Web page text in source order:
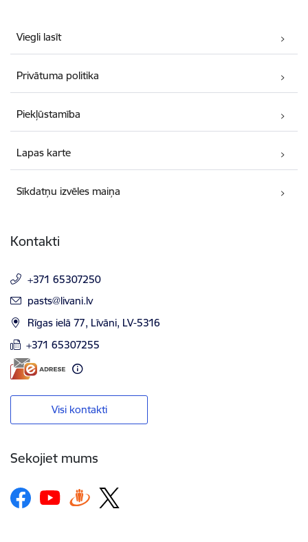
Viegli lasīt
Privātuma politika
Piekļūstamība
Lapas karte
Sīkdatņu izvēles maiņa
Kontakti
+371 65307250
E-pasts:
pasts@livani.lv
Rīgas ielā 77, Līvāni, LV-5316
+371 65307255
Visi kontakti
Sekojiet mums